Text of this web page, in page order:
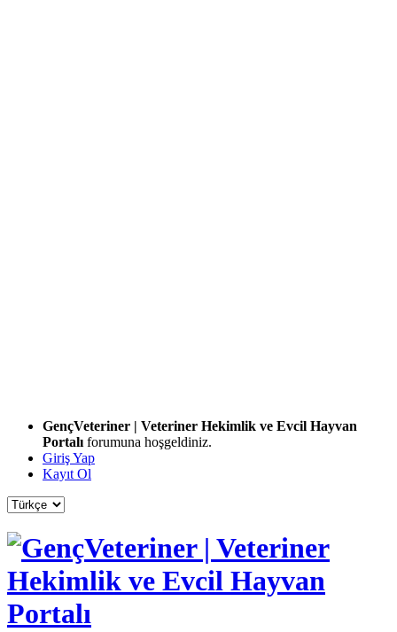
GençVeteriner | Veteriner Hekimlik ve Evcil Hayvan
Portalı forumuna hoşgeldiniz.
Giriş Yap
Kayıt Ol